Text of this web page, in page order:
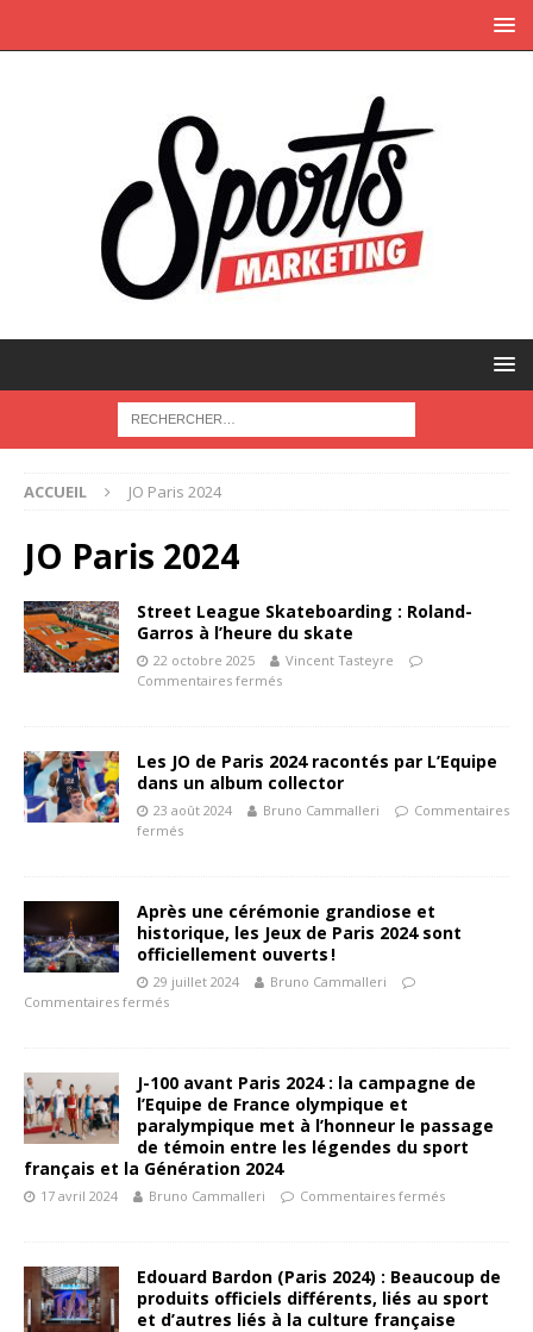
ACCUEIL JO Paris 2024
JO Paris 2024
Street League Skateboarding : Roland-
Garros à l’heure du skate
22 octobre 2025
Vincent Tasteyre
Commentaires fermés
Les JO de Paris 2024 racontés par L’Equipe
dans un album collector
23 août 2024 Bruno Cammalleri
Commentaires
fermés
Après une cérémonie grandiose et
historique, les Jeux de Paris 2024 sont
officiellement ouverts !
29 juillet 2024
Bruno Cammalleri
Commentaires fermés
J-100 avant Paris 2024 : la campagne de
l’Equipe de France olympique et
paralympique met à l’honneur le passage
de témoin entre les légendes du sport
français et la Génération 2024
17 avril 2024 Bruno Cammalleri Commentaires fermés
Edouard Bardon (Paris 2024) : Beaucoup de
produits officiels différents, liés au sport
et d’autres liés à la culture française